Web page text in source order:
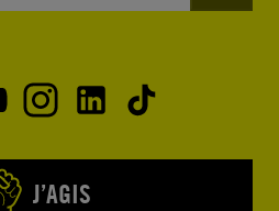
J’AGIS